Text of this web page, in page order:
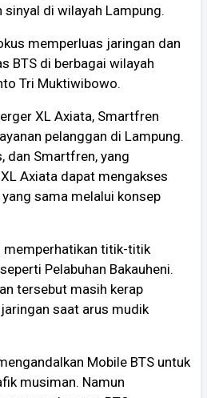
di wilayah Lampung.
memperluas jaringan dan
BTS di berbagai wilayah
Tri Muktiwibowo.
XL Axiata, Smartfren
pelanggan di Lampung.
dan Smartfren, yang
Axiata dapat mengakses
sama melalui konsep
memperhatikan titik-titik
Pelabuhan Bakauheni.
tersebut masih kerap
saat arus mudik
Mobile BTS untuk
musiman. Namun